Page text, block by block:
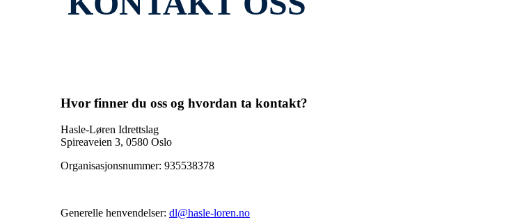
Hvor finner du oss og hvordan ta kontakt?
Hasle-Løren Idrettslag
Spireaveien 3, 0580 Oslo
Organisasjonsnummer: 935538378
Generelle henvendelser: dl@hasle-loren.no